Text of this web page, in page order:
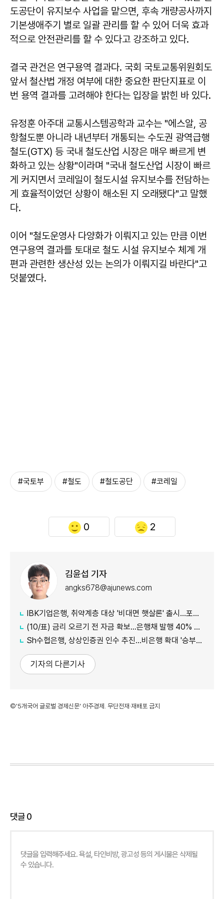
도공단이 유지보수 사업을 맡으면, 후속 개량공사까지
기본생애주기 별로 일괄 관리를 할 수 있어 더욱 효과
적으로 안전관리를 할 수 있다고 강조하고 있다.
결국 관건은 연구용역 결과다. 국회 국토교통위원회도
앞서 철산법 개정 여부에 대한 중요한 판단지표로 이
번 용역 결과를 고려해야 한다는 입장을 밝힌 바 있다.
유정훈 아주대 교통시스템공학과 교수는 "에스알, 공
항철도뿐 아니라 내년부터 개통되는 수도권 광역급행
철도(GTX) 등 국내 철도산업 시장은 매우 빠르게 변
화하고 있는 상황"이라며 "국내 철도산업 시장이 빠르
게 커지면서 코레일이 철도시설 유지보수를 전담하는
게 효율적이었던 상황이 해소된 지 오래됐다"고 말했
다.
이어 "철도운영사 다양화가 이뤄지고 있는 만큼 이번
연구용역 결과를 토대로 철도 시설 유지보수 체계 개
편과 관련한 생산성 있는 논의가 이뤄지길 바란다"고
덧붙였다.
#국토부 #철도 #철도공단 #코레일
0 2
김윤섭 기자
angks678@ajunews.com
IBK기업은행, 취약계층 대상 '비대면 햇살론' 출시…포용금융 확대
(10/표) 금리 오르기 전 자금 확보…은행채 발행 40% 급증, 대출금리도 '들썩'
Sh수협은행, 상상인증권 인수 추진…비은행 확대 '승부수'
기자의 다른기사
©'5개국어 글로벌 경제신문' 아주경제. 무단전재·재배포 금지
댓글0